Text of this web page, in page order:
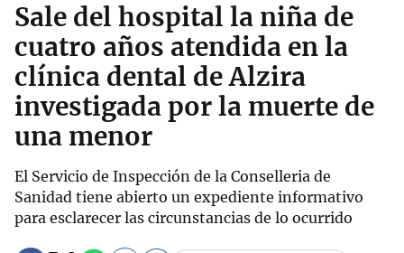
Sale del hospital la niña de
cuatro años atendida en la
clínica dental de Alzira
investigada por la muerte de
una menor
El Servicio de Inspección de la Conselleria de
Sanidad tiene abierto un expediente informativo
para esclarecer las circunstancias de lo ocurrido